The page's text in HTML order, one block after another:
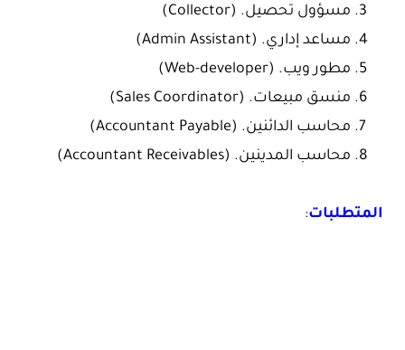
مسؤول تحصيل. (Collector)
مساعد إداري. (Admin Assistant)
مطور ويب. (Web-developer)
منسق مبيعات. (Sales Coordinator)
محاسب الدائنين. (Accountant Payable)
محاسب المدينين. (Accountant Receivables)
المتطلبات: